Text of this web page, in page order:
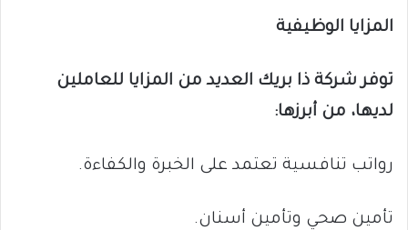
المزايا الوظيفية
توفر شركة ذا بريك العديد من المزايا للعاملين
لديها، من أبرزها:
رواتب تنافسية تعتمد على الخبرة والكفاءة.
تأمين صحي وتأمين أسنان.